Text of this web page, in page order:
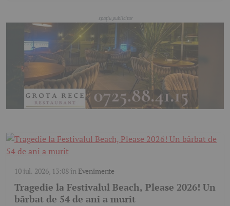
10 iul. 2026, 13:08în Evenimente
Tragedie la Festivalul Beach, Please 2026! Un
bărbat de 54 de ani a murit